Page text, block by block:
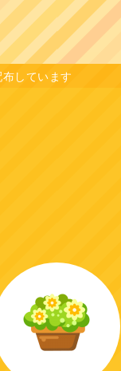
しています